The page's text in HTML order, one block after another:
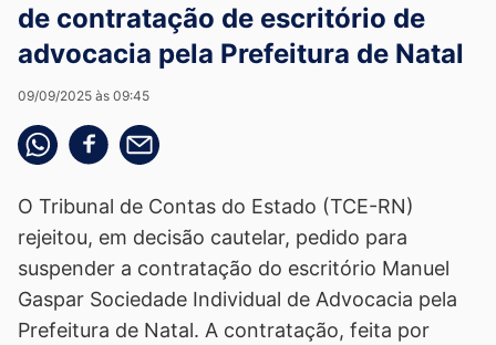
de contratação de escritório de
advocacia pela Prefeitura de Natal
09/09/2025 às 09:45
Compartilhe pelo whatsapp
Compartilhar no facebook
Compartilhe pelo email
O Tribunal de Contas do Estado (TCE-RN)
rejeitou, em decisão cautelar, pedido para
suspender a contratação do escritório Manuel
Gaspar Sociedade Individual de Advocacia pela
Prefeitura de Natal. A contratação, feita por